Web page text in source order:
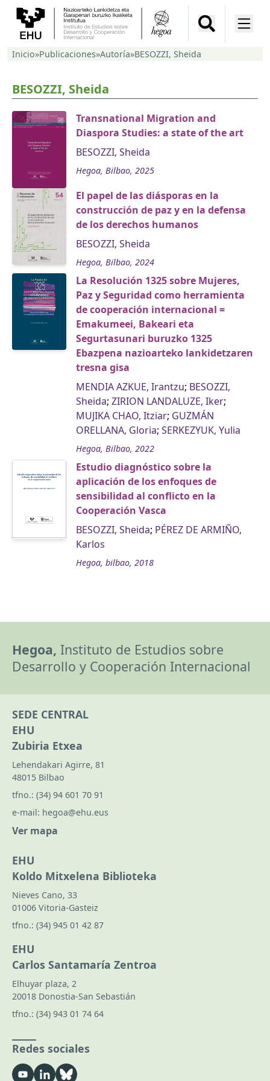
Inicio»Publicaciones»Autoría»BESOZZI, Sheida
BESOZZI, Sheida
Transnational Migration and
Diaspora Studies: a state of the art
BESOZZI, Sheida
Hegoa, Bilbao, 2025
El papel de las diásporas en la
construcción de paz y en la defensa
de los derechos humanos
BESOZZI, Sheida
Hegoa, Bilbao, 2024
La Resolución 1325 sobre Mujeres,
Paz y Seguridad como herramienta
de cooperación internacional =
Emakumeei, Bakeari eta
Segurtasunari buruzko 1325
Ebazpena nazioarteko lankidetzaren
tresna gisa
MENDIA AZKUE, Irantzu; BESOZZI,
Sheida; ZIRION LANDALUZE, Iker;
MUJIKA CHAO, Itziar; GUZMÁN
ORELLANA, Gloria; SERKEZYUK, Yulia
Hegoa, Bilbao, 2022
Estudio diagnóstico sobre la
aplicación de los enfoques de
sensibilidad al conflicto en la
Cooperación Vasca
BESOZZI, Sheida; PÉREZ DE ARMIÑO,
Karlos
Hegoa, bilbao, 2018
Hegoa, Instituto de Estudios sobre
Desarrollo y Cooperación Internacional
SEDE CENTRAL
EHU
Zubiria Etxea
Lehendakari Agirre, 81
48015 Bilbao
tfno.: (34) 94 601 70 91
e-mail: hegoa@ehu.eus
Ver mapa
EHU
Koldo Mitxelena Biblioteka
Nieves Cano, 33
01006 Vitoria-Gasteiz
tfno.: (34) 945 01 42 87
EHU
Carlos Santamaría Zentroa
Elhuyar plaza, 2
20018 Donostia-San Sebastián
tfno.: (34) 943 01 74 64
Redes sociales